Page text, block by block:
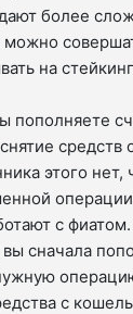
более
на
пополняете
этого
с
сначала
с